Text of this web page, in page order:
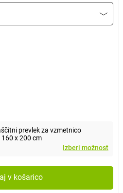
prevlek za vzmetnico
x 200 cm
Izberi možnost
v košarico